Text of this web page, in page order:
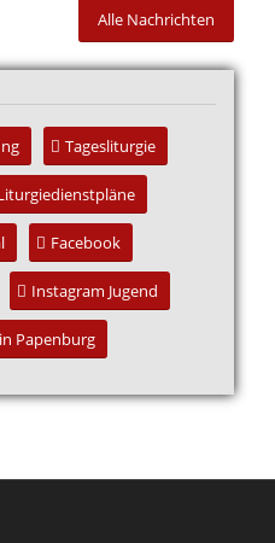
Alle Nachrichten
Tagesliturgie
Facebook
Instagram Jugend
Papenburg